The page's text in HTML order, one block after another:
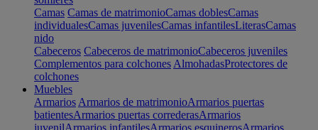
Camas Camas de matrimonioCamas doblesCamas
individualesCamas juvenilesCamas infantilesLiterasCamas
nido
Cabeceros Cabeceros de matrimonioCabeceros juveniles
Complementos para colchones AlmohadasProtectores de
colchones
Muebles
Armarios Armarios de matrimonioArmarios puertas
batientesArmarios puertas correderasArmarios
juvenilArmarios infantilesArmarios esquinerosArmarios